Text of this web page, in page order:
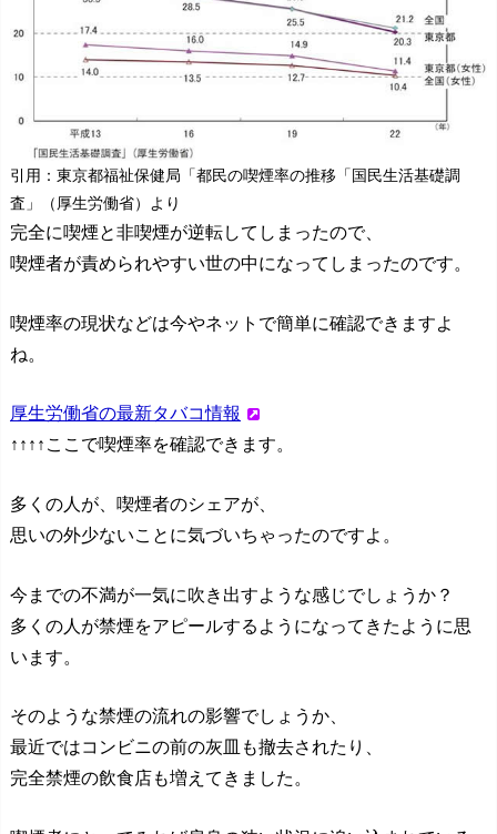
引用：東京都福祉保健局「都民の喫煙率の推移「国民生活基礎調
査」（厚生労働省）より
完全に喫煙と非喫煙が逆転してしまったので、
喫煙者が責められやすい世の中になってしまったのです。
喫煙率の現状などは今やネットで簡単に確認できますよ
ね。
厚生労働省の最新タバコ情報
↑↑↑↑ここで喫煙率を確認できます。
多くの人が、喫煙者のシェアが、
思いの外少ないことに気づいちゃったのですよ。
今までの不満が一気に吹き出すような感じでしょうか？
多くの人が禁煙をアピールするようになってきたように思
います。
そのような禁煙の流れの影響でしょうか、
最近ではコンビニの前の灰皿も撤去されたり、
完全禁煙の飲食店も増えてきました。